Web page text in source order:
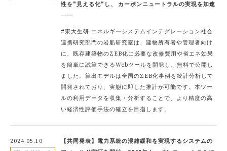
性を"見える化"し、 カーボンニュートラルの実現を加速
――
#東大生研 エネルギーシステムインテグレーション社会
連携研究部門の岩船研究室は、建物所有者や管理者向け
に、既存建築物のZEB化に必要な改修費用や省エネ効果
を簡単に試算できるWebツールを開発し、無料で公開し
ました。算出モデルは全国のZEB化事例を統計分析して
開発されており、実態に即した推計が可能です。本ツー
ルの利用データを収集・分析することで、より精度の高
い経済性評価手法の確立を目指します。
2024.05.10
【共同発表】電力系統の混雑緩和を実現するシステムの